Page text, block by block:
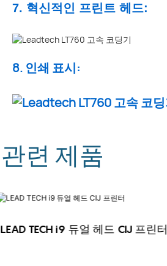
7. 혁신적인 프린트 헤드:
8. 인쇄 표시:
관련 제품
LEAD TECH i9 듀얼 헤드 CIJ 프린터